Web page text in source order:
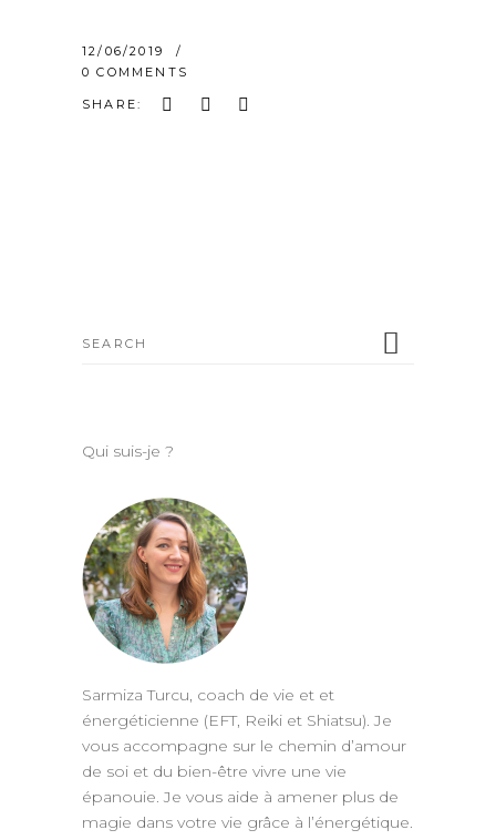
12/06/2019
0 COMMENTS
SHARE:
Search
Qui suis-je ?
Sarmiza Turcu, coach de vie et et
énergéticienne (EFT, Reiki et Shiatsu). Je
vous accompagne sur le chemin d’amour
de soi et du bien-être vivre une vie
épanouie. Je vous aide à amener plus de
magie dans votre vie grâce à l’énergétique.